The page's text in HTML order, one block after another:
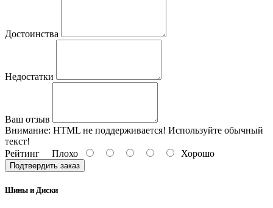
Достоинства
Недостатки
Ваш отзыв
Внимание: HTML не поддерживается! Используйте обычный
текст!
Рейтинг Плохо Хорошо
Подтвердить заказ
Шины и Диски